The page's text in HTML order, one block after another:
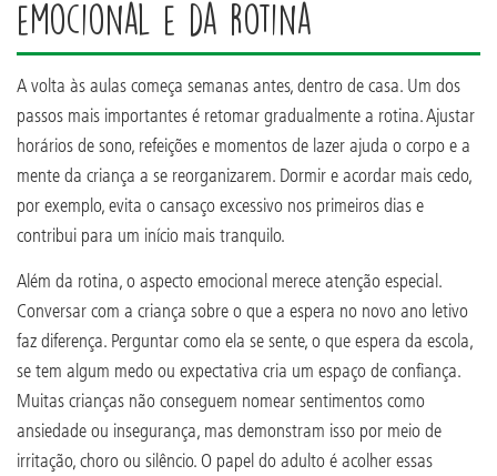
emocional e da rotina
A volta às aulas começa semanas antes, dentro de casa. Um dos
passos mais importantes é retomar gradualmente a rotina. Ajustar
horários de sono, refeições e momentos de lazer ajuda o corpo e a
mente da criança a se reorganizarem. Dormir e acordar mais cedo,
por exemplo, evita o cansaço excessivo nos primeiros dias e
contribui para um início mais tranquilo.
Além da rotina, o aspecto emocional merece atenção especial.
Conversar com a criança sobre o que a espera no novo ano letivo
faz diferença. Perguntar como ela se sente, o que espera da escola,
se tem algum medo ou expectativa cria um espaço de confiança.
Muitas crianças não conseguem nomear sentimentos como
ansiedade ou insegurança, mas demonstram isso por meio de
irritação, choro ou silêncio. O papel do adulto é acolher essas